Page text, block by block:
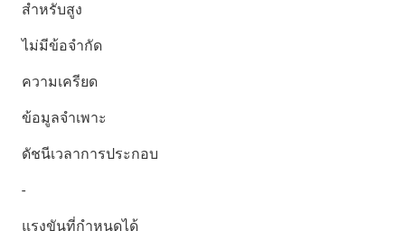
สำหรับสูง
ไม่มีข้อจำกัด
ความเครียด
ข้อมูลจำเพาะ
ดัชนีเวลาการประกอบ
-
แรงขันที่กำหนดได้